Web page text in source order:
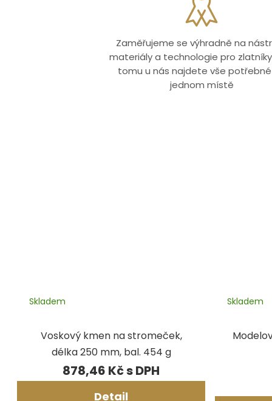
Zaměřujeme se výhradně na
materiály a technologie pro
tomu u nás najdete vše
jednom místě
Voskový kmen na stromeček,
délka 250 mm, bal. 454 g
Skladem
878,46 Kč
Detail
Skladem